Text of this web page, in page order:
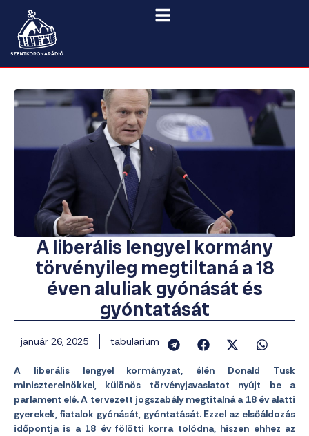
A liberális lengyel kormány
törvényileg megtiltaná a 18
éven aluliak gyónását és
gyóntatását
január 26, 2025 tabularium
A liberális lengyel kormányzat, élén Donald Tusk
miniszterelnökkel, különös törvényjavaslatot nyújt be a
parlament elé. A tervezett jogszabály megtitalná a 18 év alatti
gyerekek, fiatalok gyónását, gyóntatását. Ezzel az elsőáldozás
időpontja is a 18 év fölötti korra tolódna, hiszen ehhez az